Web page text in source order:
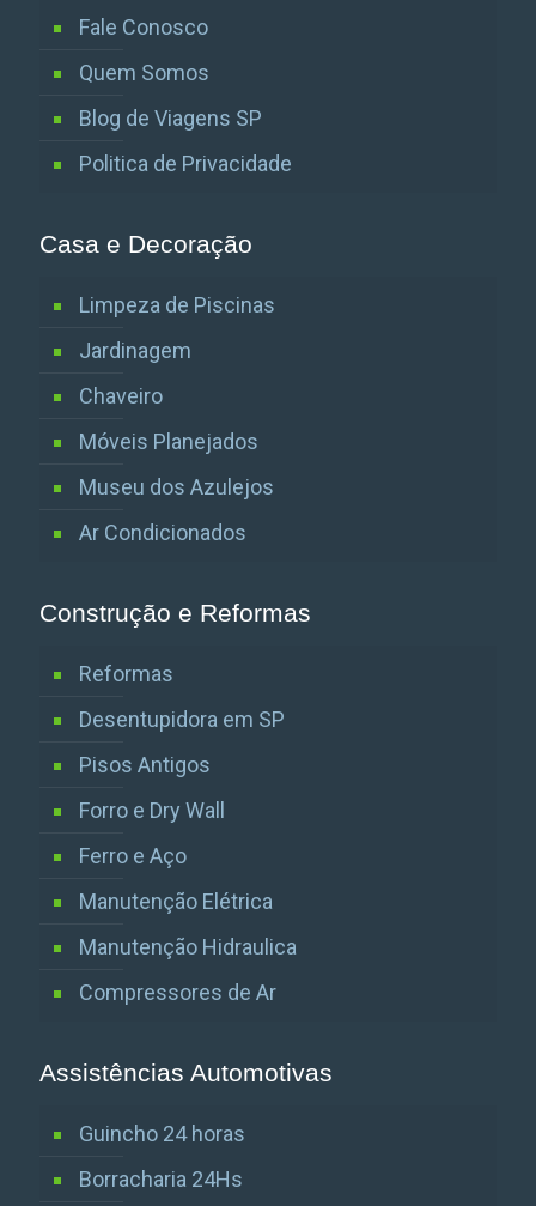
Fale Conosco
Quem Somos
Blog de Viagens SP
Politica de Privacidade
Casa e Decoração
Limpeza de Piscinas
Jardinagem
Chaveiro
Móveis Planejados
Museu dos Azulejos
Ar Condicionados
Construção e Reformas
Reformas
Desentupidora em SP
Pisos Antigos
Forro e Dry Wall
Ferro e Aço
Manutenção Elétrica
Manutenção Hidraulica
Compressores de Ar
Assistências Automotivas
Guincho 24 horas
Borracharia 24Hs